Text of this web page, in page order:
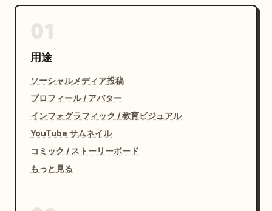
用途
ソーシャルメディア投稿
プロフィール / アバター
インフォグラフィック / 教育ビジュアル
YouTube サムネイル
コミック / ストーリーボード
もっと見る